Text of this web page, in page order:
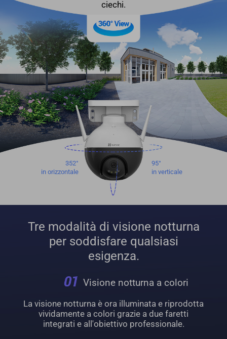
ciechi.
352°
95°
in orizzontale
in verticale
Tre modalità di visione notturna
per soddisfare qualsiasi
esigenza.
Visione notturna a colori
La visione notturna è ora illuminata e riprodotta
vividamente a colori grazie a due faretti
integrati e all'obiettivo professionale.